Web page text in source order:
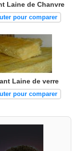
Laine de Chanvre
pour comparer
Laine de verre
pour comparer